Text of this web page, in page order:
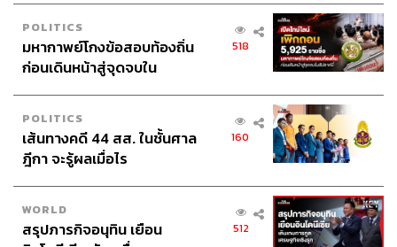
POLITICS
มหากาพย์โกงข้อสอบท้องถิ่น
ก่อนเดินหน้าสู่จุดจบใน
518
POLITICS
เส้นทางคดี 44 สส. ในชั้นศาล
ฎีกา จะรู้ผลเมื่อไร
160
WORLD
สรุปภารกิจอนุทิน เยือน
512